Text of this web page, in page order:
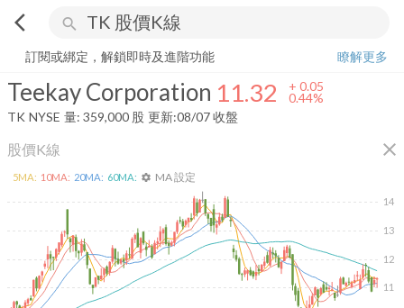
arrow_back_ios search
Teekay Corporation 11.32 +0.44%
訂閱或綁定，解鎖即時及進階功能
瞭解更多
Teekay Corporation 11.32 + 0.05
0.44%
TK NYSE 量: 359,000 股 更新:08/07 收盤
股價K線 close
11
12
13
14
5MA: 10MA: 20MA: 60MA: settings MA 設定